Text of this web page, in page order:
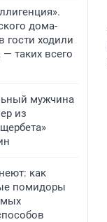
дома-
гости ходили
таких всего
мужчина
из
как
помидоры